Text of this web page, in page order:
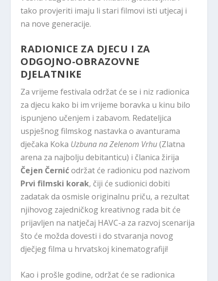
tako provjeriti imaju li stari filmovi isti utjecaj i
na nove generacije.
RADIONICE ZA DJECU I ZA
ODGOJNO-OBRAZOVNE
DJELATNIKE
Za vrijeme festivala održat će se i niz radionica
za djecu kako bi im vrijeme boravka u kinu bilo
ispunjeno učenjem i zabavom. Redateljica
uspješnog filmskog nastavka o avanturama
dječaka Koka Uzbuna na Zelenom Vrhu(Zlatna
arena za najbolju debitanticu) i članica žirija
Čejen Černićodržat će radionicu pod nazivom
Prvi filmski korak, čiji će sudionici dobiti
zadatak da osmisle originalnu priču, a rezultat
njihovog zajedničkog kreativnog rada bit će
prijavljen na natječaj HAVC-a za razvoj scenarija
što će možda dovesti i do stvaranja novog
dječjeg filma u hrvatskoj kinematografiji!
Kao i prošle godine, održat će se radionica